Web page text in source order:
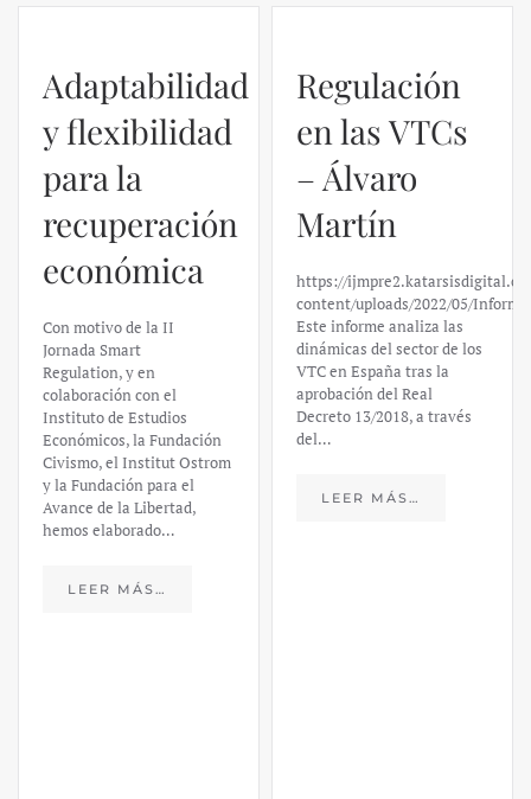
Adaptabilidad
y flexibilidad
para la
recuperación
económica
Con motivo de la II
Jornada Smart
Regulation, y en
colaboración con el
Instituto de Estudios
Económicos, la Fundación
Civismo, el Institut Ostrom
y la Fundación para el
Avance de la Libertad,
hemos elaborado…
LEER MÁS…
Regulación
en las VTCs
– Álvaro
Martín
https://
content/uploads/2022/05/
Este informe analiza las
dinámicas del sector de los
VTC en España tras la
aprobación del Real
Decreto 13/2018, a través
del…
LEER MÁS…